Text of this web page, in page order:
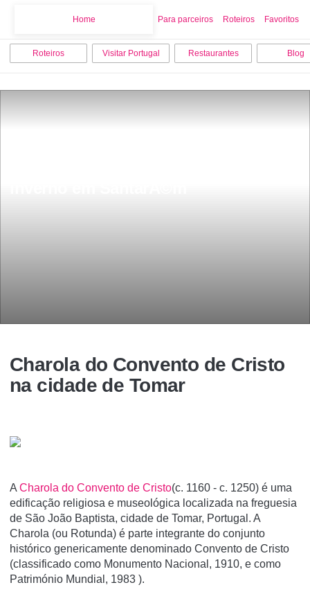
Home Para parceiros Roteiros Favoritos
Roteiros Visitar Portugal Restaurantes Blog
Charola do Convento de Cristo
na cidade de Tomar
A Charola do Convento de Cristo(c. 1160 - c. 1250) é uma
edificação religiosa e museológica localizada na freguesia
de São João Baptista, cidade de Tomar, Portugal. A
Charola (ou Rotunda) é parte integrante do conjunto
histórico genericamente denominado Convento de Cristo
(classificado como Monumento Nacional, 1910, e como
Património Mundial, 1983 ).